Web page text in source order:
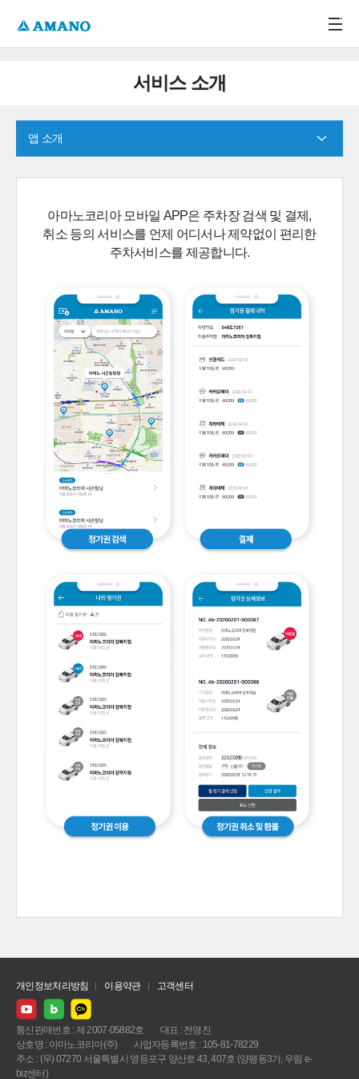
서비스 소개
앱 소개
아마노코리아 모바일 APP은 주차장 검색 및 결제,
취소 등의 서비스를 언제 어디서나 제약없이 편리한
주차서비스를 제공합니다.
개인정보처리방침 이용약관 고객센터
통신판매번호 : 제 2007-05882호
대표 : 전명진
상호명 : 아마노코리아(주)
사업자등록번호 : 105-81-78229
주소 : (우) 07270 서울특별시 영등포구 양산로 43, 407호 (양평동3가, 우림 e-
biz센터)